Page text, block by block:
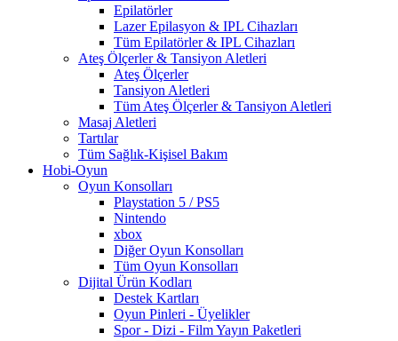
Epilatörler
Lazer Epilasyon & IPL Cihazları
Tüm Epilatörler & IPL Cihazları
Ateş Ölçerler & Tansiyon Aletleri
Ateş Ölçerler
Tansiyon Aletleri
Tüm Ateş Ölçerler & Tansiyon Aletleri
Masaj Aletleri
Tartılar
Tüm Sağlık-Kişisel Bakım
Hobi-Oyun
Oyun Konsolları
Playstation 5 / PS5
Nintendo
xbox
Diğer Oyun Konsolları
Tüm Oyun Konsolları
Dijital Ürün Kodları
Destek Kartları
Oyun Pinleri - Üyelikler
Spor - Dizi - Film Yayın Paketleri